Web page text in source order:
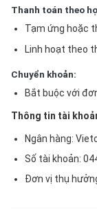
Thanh toán theo
Tạm ứng hoặc
Linh hoạt theo
Chuyển khoản:
Bắt buộc với
Thông tin tài
Ngân hàng:
Số tài khoản:
Đơn vị thụ